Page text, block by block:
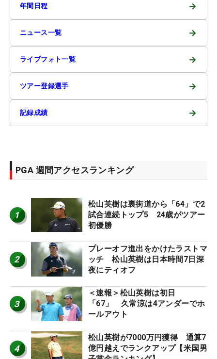
年間日程 →
ニュース一覧 →
ライブフォト一覧 →
ツアー登録選手 →
記録成績 →
PGA 週間アクセスランキング
1
松山英樹は裏街道から「64」で2
試合連続トップ5 24歳がツアー
初優勝
2
プレーオフ進出をかけたラストマ
ッチ 松山英樹は日本時間7日深
夜にティオフ
3
＜速報＞松山英樹は初日
「67」 久常涼は4アンダーでホ
ールアウト
4
松山英樹が7000万円獲得 通算7
億円越えでランクアップ【米国男